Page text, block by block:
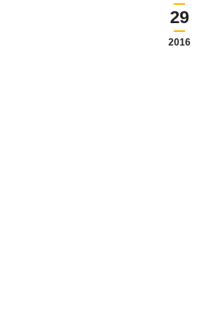
29
2016